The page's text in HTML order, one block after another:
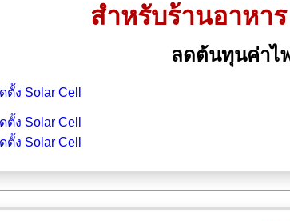
สำหรับร้านอาหา
ลดต้นทุนค่าไ